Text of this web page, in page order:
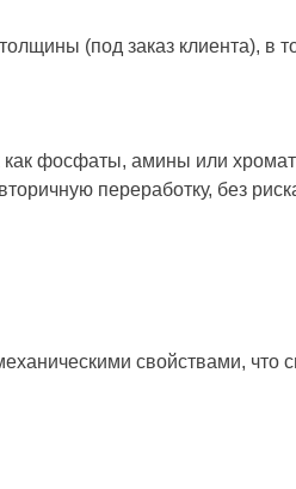
(под заказ клиента), в
как фосфаты, амины или
переработку, без
свойствами, что